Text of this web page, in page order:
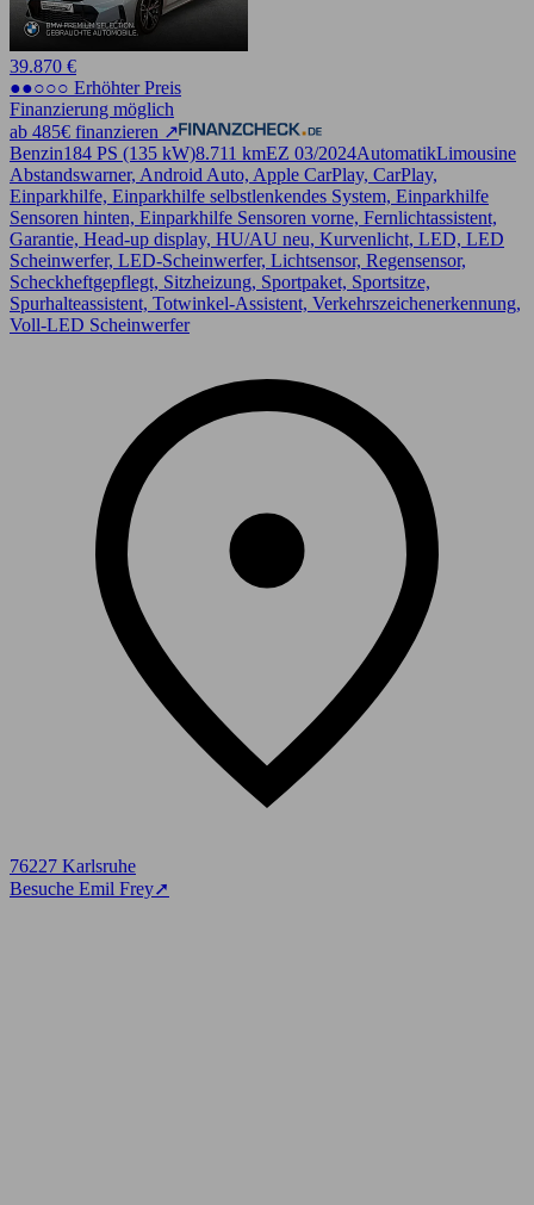
39.870 €
●●○○○ Erhöhter Preis
Finanzierung möglich
ab 485€ finanzieren ↗
Benzin184 PS (135 kW)8.711 kmEZ 03/2024AutomatikLimousine
Abstandswarner, Android Auto, Apple CarPlay, CarPlay,
Einparkhilfe, Einparkhilfe selbstlenkendes System, Einparkhilfe
Sensoren hinten, Einparkhilfe Sensoren vorne, Fernlichtassistent,
Garantie, Head-up display, HU/AU neu, Kurvenlicht, LED, LED
Scheinwerfer, LED-Scheinwerfer, Lichtsensor, Regensensor,
Scheckheftgepflegt, Sitzheizung, Sportpaket, Sportsitze,
Spurhalteassistent, Totwinkel-Assistent, Verkehrszeichenerkennung,
Voll-LED Scheinwerfer
76227 Karlsruhe
Besuche Emil Frey➚